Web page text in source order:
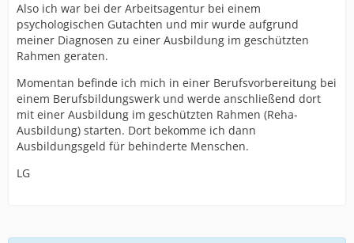
Also ich war bei der Arbeitsagentur bei einem
psychologischen Gutachten und mir wurde aufgrund
meiner Diagnosen zu einer Ausbildung im geschützten
Rahmen geraten.
Momentan befinde ich mich in einer Berufsvorbereitung bei
einem Berufsbildungswerk und werde anschließend dort
mit einer Ausbildung im geschützten Rahmen (Reha-
Ausbildung) starten. Dort bekomme ich dann
Ausbildungsgeld für behinderte Menschen.
LG